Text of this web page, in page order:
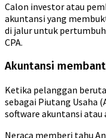
Calon investor atau
akuntansi yang
di jalur untuk
CPA.
Akuntansi
Ketika pelanggan
sebagai Piutang Usaha
software akuntansi atau
Neraca memberi tahu